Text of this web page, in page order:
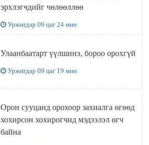
эрхлэгчдийг чөлөөллөө
Уржигдар 09 цаг 24 мин
Улаанбаатарт үүлшинэ, бороо орохгүй
Уржигдар 09 цаг 19 мин
Орон сууцанд орохоор захиалга өгөөд
хохирсон хохирогчид мэдээлэл өгч
байна